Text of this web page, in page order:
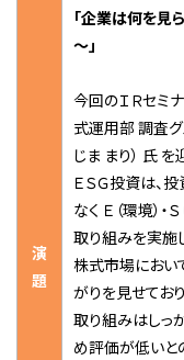
演
題
「企業は何を見
～」
今回のＩＲセミ
式運用部 調査グ
じま まり） 氏 を
ＥＳＧ投資は、
なく Ｅ（環境）・
取り組みを実施
株式市場におい
がりを見せてお
取り組みはしっ
め評価が低いと